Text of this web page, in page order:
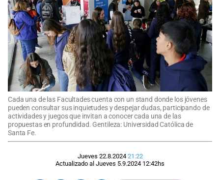
Cada una de las Facultades cuenta con un stand donde los jóvenes
pueden consultar sus inquietudes y despejar dudas, participando de
actividades y juegos que invitan a conocer cada una de las
propuestas en profundidad. Gentileza: Universidad Católica de
Santa Fe.
Jueves 22.8.2024 21:22
Actualizado al Jueves 5.9.2024 12:42hs